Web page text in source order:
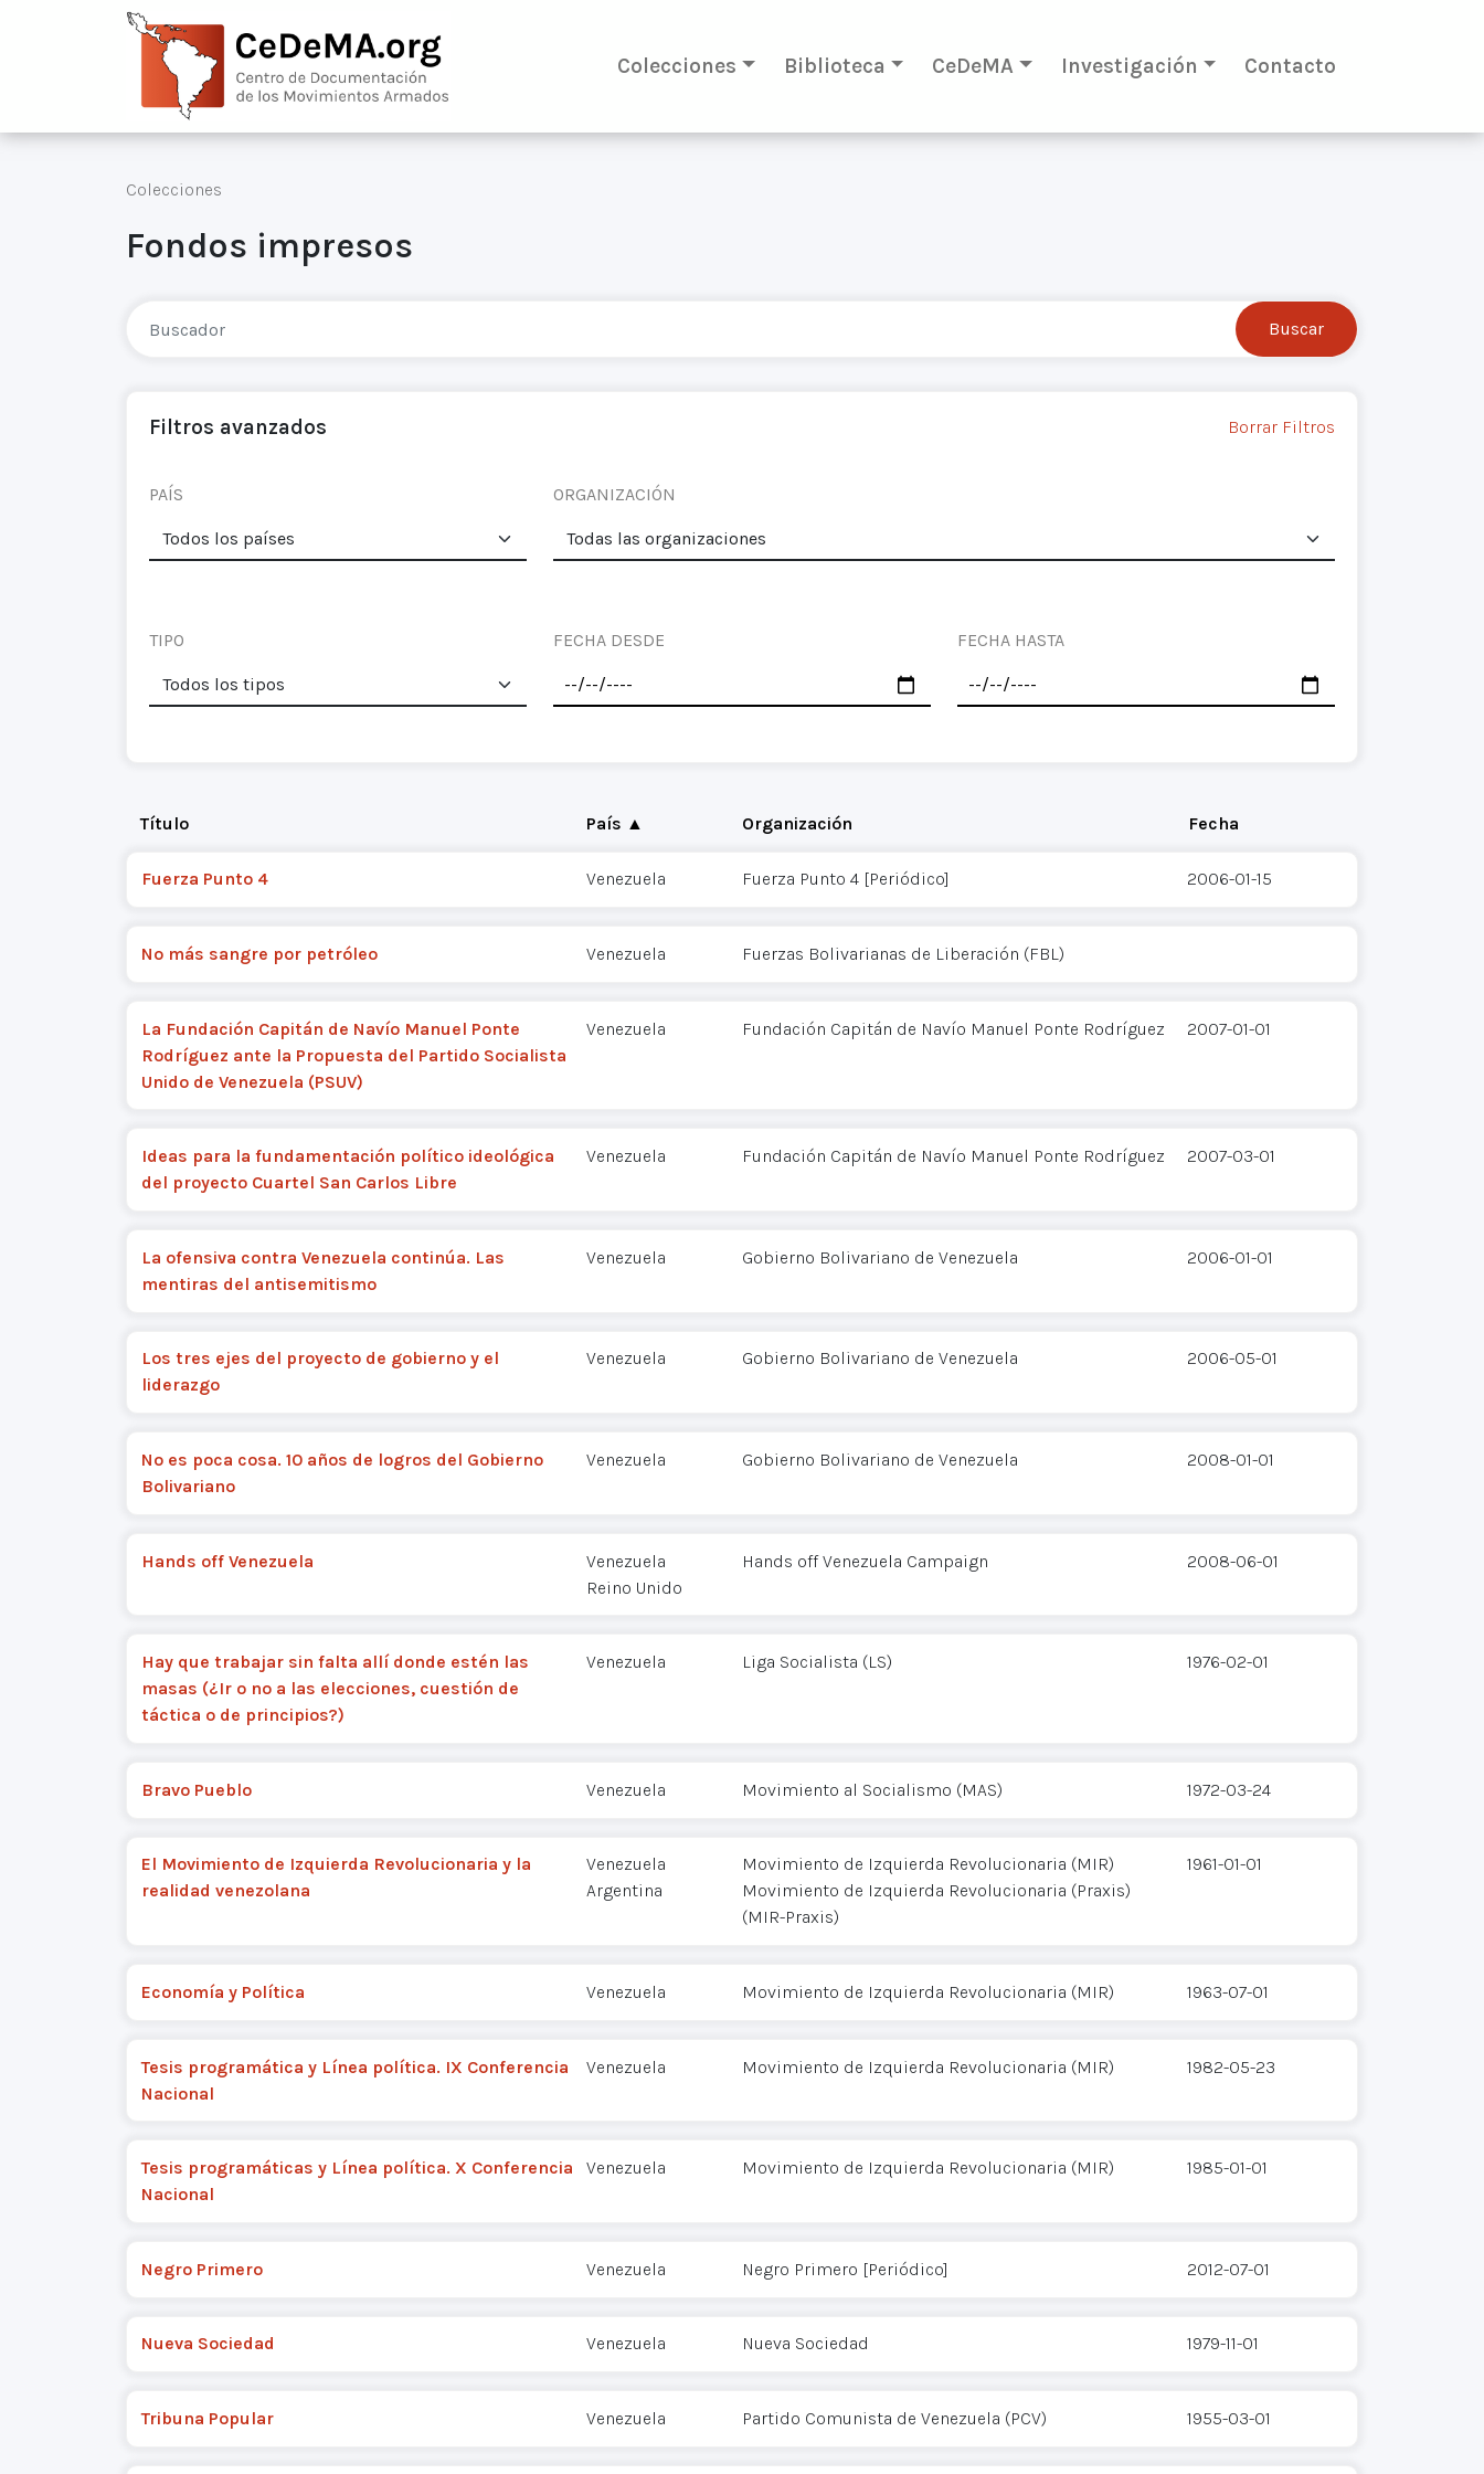
Colecciones Biblioteca CeDeMA Investigación Contacto
Colecciones
Fondos impresos
Filtros avanzados Borrar Filtros
PAÍS ORGANIZACIÓN
TIPO FECHA DESDE FECHA HASTA
Título País ▲ Organización Fecha
Fuerza Punto 4 Venezuela Fuerza Punto 4 [Periódico] 2006-01-15
No más sangre por petróleo Venezuela Fuerzas Bolivarianas de Liberación (FBL)
La Fundación Capitán de Navío Manuel Ponte
Rodríguez ante la Propuesta del Partido Socialista
Unido de Venezuela (PSUV)
Venezuela Fundación Capitán de Navío Manuel Ponte Rodríguez 2007-01-01
Ideas para la fundamentación político ideológica
del proyecto Cuartel San Carlos Libre
Venezuela Fundación Capitán de Navío Manuel Ponte Rodríguez 2007-03-01
La ofensiva contra Venezuela continúa. Las
mentiras del antisemitismo
Venezuela Gobierno Bolivariano de Venezuela 2006-01-01
Los tres ejes del proyecto de gobierno y el
liderazgo
Venezuela Gobierno Bolivariano de Venezuela 2006-05-01
No es poca cosa. 10 años de logros del Gobierno
Bolivariano
Venezuela Gobierno Bolivariano de Venezuela 2008-01-01
Hands off Venezuela
Venezuela
Reino Unido
Hands off Venezuela Campaign 2008-06-01
Hay que trabajar sin falta allí donde estén las
masas (¿Ir o no a las elecciones, cuestión de
táctica o de principios?)
Venezuela Liga Socialista (LS) 1976-02-01
Bravo Pueblo Venezuela Movimiento al Socialismo (MAS) 1972-03-24
El Movimiento de Izquierda Revolucionaria y la
realidad venezolana
Venezuela
Argentina
Movimiento de Izquierda Revolucionaria (MIR)
Movimiento de Izquierda Revolucionaria (Praxis)
(MIR-Praxis)
1961-01-01
Economía y Política Venezuela Movimiento de Izquierda Revolucionaria (MIR) 1963-07-01
Tesis programática y Línea política. IX Conferencia
Nacional
Venezuela Movimiento de Izquierda Revolucionaria (MIR) 1982-05-23
Tesis programáticas y Línea política. X Conferencia
Nacional
Venezuela Movimiento de Izquierda Revolucionaria (MIR) 1985-01-01
Negro Primero Venezuela Negro Primero [Periódico] 2012-07-01
Nueva Sociedad Venezuela Nueva Sociedad 1979-11-01
Tribuna Popular Venezuela Partido Comunista de Venezuela (PCV) 1955-03-01